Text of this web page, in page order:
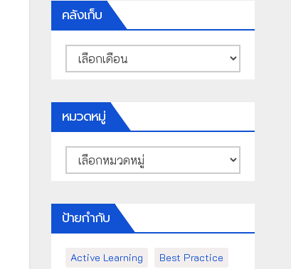
คลังเก็บ
คลัง
เก็บ
หมวดหมู่
หมวด
หมู่
ป้ายกำกับ
Active Learning
Best Practice